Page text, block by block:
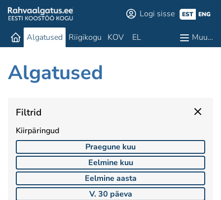
Logi sisse EST ENG
Algatused Riigikogu KOV EL Muu…
Algatused
Filtrid
Kiirpäringud
Praegune kuu
Eelmine kuu
Eelmine aasta
V. 30 päeva